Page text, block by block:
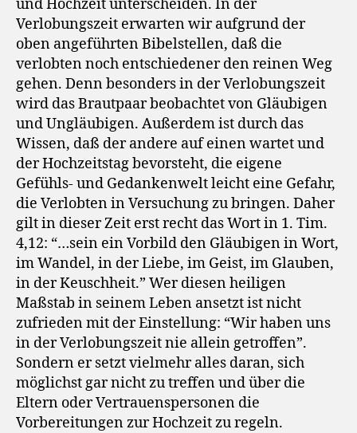
und Hochzeit unterscheiden. In der
Verlobungszeit erwarten wir aufgrund der
oben angeführten Bibelstellen, daß die
verlobten noch entschiedener den reinen Weg
gehen. Denn besonders in der Verlobungszeit
wird das Brautpaar beobachtet von Gläubigen
und Ungläubigen. Außerdem ist durch das
Wissen, daß der andere auf einen wartet und
der Hochzeitstag bevorsteht, die eigene
Gefühls- und Gedankenwelt leicht eine Gefahr,
die Verlobten in Versuchung zu bringen. Daher
gilt in dieser Zeit erst recht das Wort in 1. Tim.
4,12: “…sein ein Vorbild den Gläubigen in Wort,
im Wandel, in der Liebe, im Geist, im Glauben,
in der Keuschheit.” Wer diesen heiligen
Maßstab in seinem Leben ansetzt ist nicht
zufrieden mit der Einstellung: “Wir haben uns
in der Verlobungszeit nie allein getroffen”.
Sondern er setzt vielmehr alles daran, sich
möglichst gar nicht zu treffen und über die
Eltern oder Vertrauenspersonen die
Vorbereitungen zur Hochzeit zu regeln.